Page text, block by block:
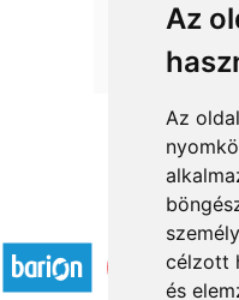
Az
Az
célzott
és